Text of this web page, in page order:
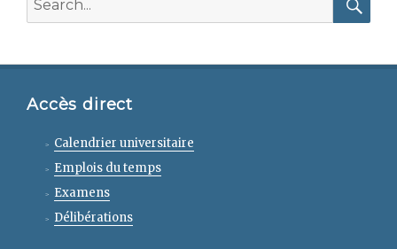
for:
Accès direct
Calendrier universitaire
Emplois du temps
Examens
Délibérations